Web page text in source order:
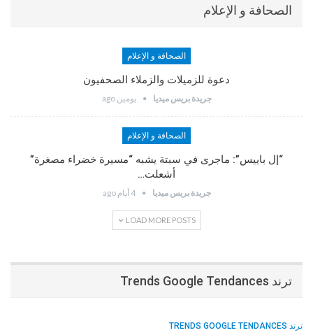
الصحافة و الإعلام
الصحافة و الإعلام
دعوة للزميلات والزملاء الصحفيون
جريدة بريس ميديا يومين ago
الصحافة و الإعلام
“إل باييس”: ماجرى في سبتة يشبه “مسيرة خضراء مصغرة”
أشعلت…
جريدة بريس ميديا 4 أيام ago
LOAD MORE POSTS
ترند Trends Google Tendances
ترند TRENDS GOOGLE TENDANCES